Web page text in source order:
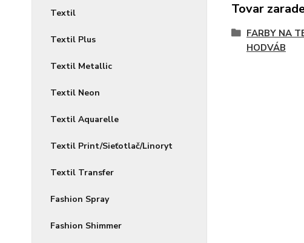
Textil
Textil Plus
Textil Metallic
Textil Neon
Textil Aquarelle
Textil Print/Sieťotlač/Linoryt
Textil Transfer
Fashion Spray
Fashion Shimmer
Tovar
FARBY NA
HODVÁB